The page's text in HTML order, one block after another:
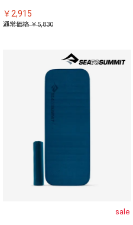
￥2,915
通常価格 ￥5,830
sale